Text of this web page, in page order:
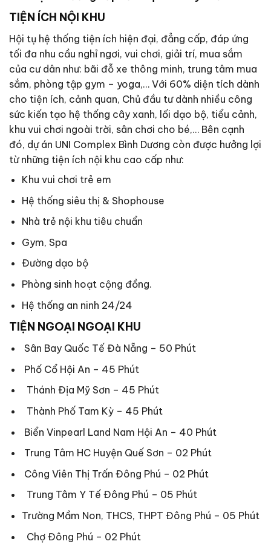
TIỆN ÍCH NỘI KHU
Hội tụ hệ thống tiện ích hiện đại, đẳng cấp, đáp ứng
tối đa nhu cầu nghỉ ngơi, vui chơi, giải trí, mua sắm
của cư dân như: bãi đỗ xe thông minh, trung tâm mua
sắm, phòng tập gym – yoga,… Với 60% diện tích dành
cho tiện ích, cảnh quan, Chủ đầu tư dành nhiều công
sức kiến tạo hệ thống cây xanh, lối dạo bộ, tiểu cảnh,
khu vui chơi ngoài trời, sân chơi cho bé,… Bên cạnh
đó, dự án UNI Complex Bình Dương còn được hưởng lợi
từ những tiện ích nội khu cao cấp như:
Khu vui chơi trẻ em
Hệ thống siêu thị & Shophouse
Nhà trẻ nội khu tiêu chuẩn
Gym, Spa
Đường dạo bộ
Phòng sinh hoạt cộng đồng.
Hệ thống an ninh 24/24
TIỆN NGOẠI NGOẠI KHU
Sân Bay Quốc Tế Đà Nẵng – 50 Phút
Phố Cổ Hội An – 45 Phút
Thánh Địa Mỹ Sơn – 45 Phút
Thành Phố Tam Kỳ – 45 Phút
Biển Vinpearl Land Nam Hội An – 40 Phút
Trung Tâm HC Huyện Quế Sơn – 02 Phút
Công Viên Thị Trấn Đông Phú – 02 Phút
Trung Tâm Y Tế Đông Phú – 05 Phút
Trường Mầm Non, THCS, THPT Đông Phú – 05 Phút
Chợ Đông Phú – 02 Phút